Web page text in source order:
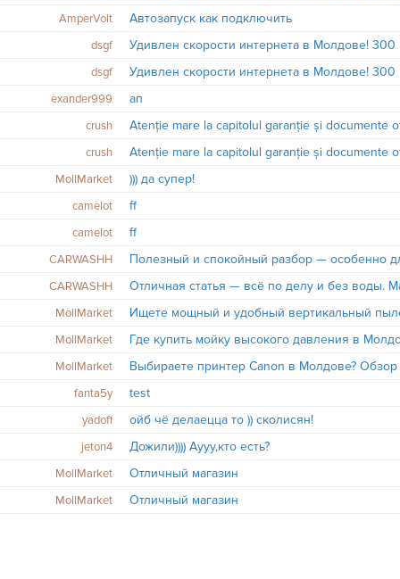
AmperVolt
Автозапуск как подключить
dsgf
dsgf
exander999
aп
crush Atenție mare la capitolul garanție și documente
crush Atenție mare la capitolul garanție și documente
MollMarket ))) да супер!
camelot ff
camelot ff
CARWASHH
CARWASHH
Отличная статья — всё по делу и без воды.
MollMarket Ищете мощный и удобный вертикальный
MollMarket Где купить мойку высокого давления в
MollMarket Выбираете принтер Canon в Молдове?
fanta5y test
yadoff ойб чё делаецца то )) сколисян!
jeton4 Дожили)))) Аууу,кто есть?
MollMarket Отличный магазин
MollMarket Отличный магазин